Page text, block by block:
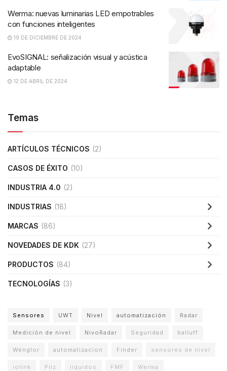
Werma: nuevas luminarias LED empotrables
con funciones inteligentes
19 DE DICIEMBRE DE 2024
EvoSIGNAL: señalización visual y acústica
adaptable
12 DE ABRIL DE 2024
Temas
ARTÍCULOS TÉCNICOS (2)
CASOS DE ÉXITO (10)
INDUSTRIA 4.0 (2)
INDUSTRIAS (18)
MARCAS (86)
NOVEDADES DE KDK (27)
PRODUCTOS (84)
TECNOLOGÍAS (3)
Sensores UWT Nivel automatización Radar
Medición de nivel NivoRadar Seguridad balluff
Wenglor automatizacion Finder sensores de nivel
iolink Pilz liquidos FMF Werma